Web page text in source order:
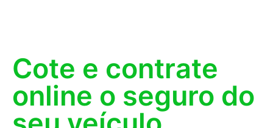
Cote e contrate
online o seguro do